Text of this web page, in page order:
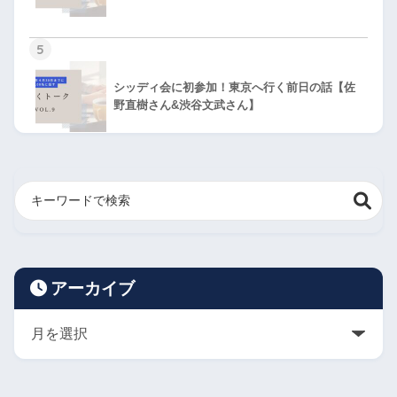
5
シッディ会に初参加！東京へ行く前日の話【佐
野直樹さん&渋谷文武さん】
アーカイブ